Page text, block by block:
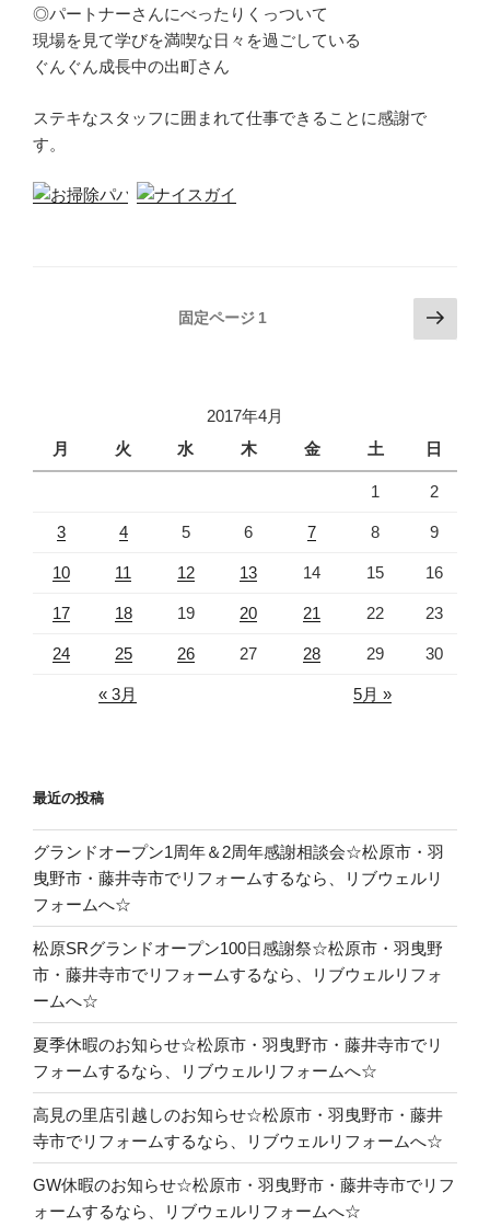
◎パートナーさんにべったりくっついて
現場を見て学びを満喫な日々を過ごしている
ぐんぐん成長中の出町さん
ステキなスタッフに囲まれて仕事できることに感謝で
す。
ジ
固定ページ 1
次
の
2017年4月
月
火 水 木 金 土 日
1 2
3 4 5 6 7 8 9
10 11 12 13 14 15 16
17 18 19 20 21 22 23
24 25 26 27 28 29 30
« 3月 5月 »
最近の投稿
グランドオープン1周年＆2周年感謝相談会☆松原市・羽
曳野市・藤井寺市でリフォームするなら、リブウェルリ
フォームへ☆
松原SRグランドオープン100日感謝祭☆松原市・羽曳野
市・藤井寺市でリフォームするなら、リブウェルリフォ
ームへ☆
夏季休暇のお知らせ☆松原市・羽曳野市・藤井寺市でリ
フォームするなら、リブウェルリフォームへ☆
高見の里店引越しのお知らせ☆松原市・羽曳野市・藤井
寺市でリフォームするなら、リブウェルリフォームへ☆
GW休暇のお知らせ☆松原市・羽曳野市・藤井寺市でリフ
ォームするなら、リブウェルリフォームへ☆